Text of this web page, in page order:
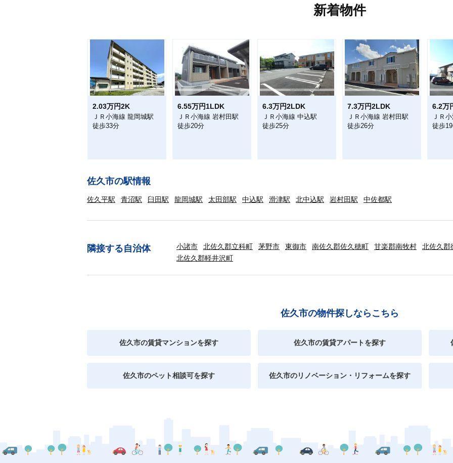
新着物件
2.03万円2K
ＪＲ小海線 龍岡城駅
徒歩33分
6.55万円1LDK
ＪＲ小海線 岩村田駅
徒歩20分
6.3万円2LDK
ＪＲ小海線 中込駅
徒歩25分
7.3万円2LDK
ＪＲ小海線 岩村田駅
徒歩26分
6.2万
ＪＲ
徒歩
佐久市の駅情報
佐久平駅 青沼駅 臼田駅 龍岡城駅 太田部駅 中込駅 滑津駅 北中込駅 岩村田駅 中佐都駅
隣接する自治体 小諸市 北佐久郡立科町 茅野市 東御市 南佐久郡佐久穂町 甘楽郡南牧村
北佐久郡
北佐久郡軽井沢町
佐久市の物件探しならこちら
佐久市の賃貸マンションを探す 佐久市の賃貸アパートを探す
佐久市のペット相談可を探す 佐久市のリノベーション・リフォームを探す